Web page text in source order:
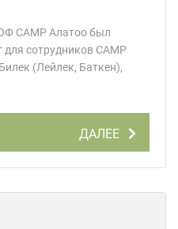
CAMP Алатоо был
сотрудников CAMP
(Лейлек, Баткен),
ДАЛЕЕ